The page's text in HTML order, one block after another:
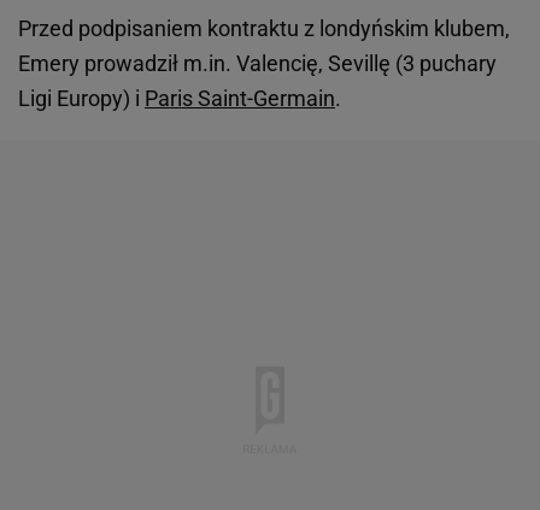
Przed podpisaniem kontraktu z londyńskim klubem,
Emery prowadził m.in. Valencię, Sevillę (3 puchary
Ligi Europy) i Paris Saint-Germain.